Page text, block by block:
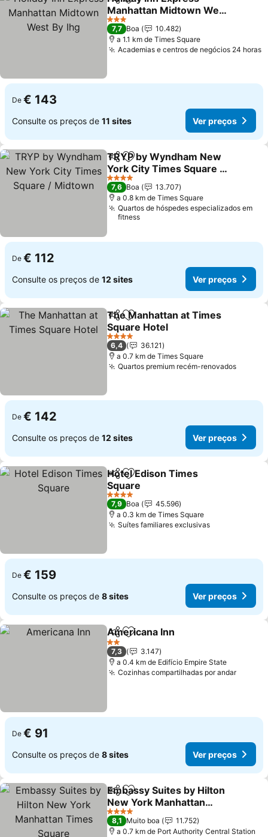
PartilharAdicionar aos favoritos
Manhattan Midtown West
By Ihg
3 Estrelas
7,7 Boa
10.482
a 1.1 km de Times Square
Academias e centros de negócios 24 horas
De € 143
Consulte os preços de 11 sites Ver preços
PartilharAdicionar aos favoritos
TRYP by Wyndham New
York City Times Square /
Midtown
4 Estrelas
7,6 Boa
13.707
a 0.8 km de Times Square
Quartos de hóspedes especializados em
fitness
De € 112
Consulte os preços de 12 sites Ver preços
PartilharAdicionar aos favoritos
The Manhattan at Times
Square Hotel
4 Estrelas
6,4
36.121
a 0.7 km de Times Square
Quartos premium recém-renovados
De € 142
Consulte os preços de 12 sites Ver preços
PartilharAdicionar aos favoritos
Hotel Edison Times
Square
4 Estrelas
7,9 Boa
45.596
a 0.3 km de Times Square
Suítes familiares exclusivas
De € 159
Consulte os preços de 8 sites Ver preços
PartilharAdicionar aos favoritos
Americana Inn
2 Estrelas
7,3
3.147
a 0.4 km de Edifício Empire State
Cozinhas compartilhadas por andar
De € 91
Consulte os preços de 8 sites Ver preços
PartilharAdicionar aos favoritos
Embassy Suites by Hilton
New York Manhattan
Times Square
4 Estrelas
8,1 Muito boa
11.752
a 0.7 km de Port Authority Central Station